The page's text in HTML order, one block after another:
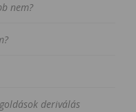
nem?
deriválás